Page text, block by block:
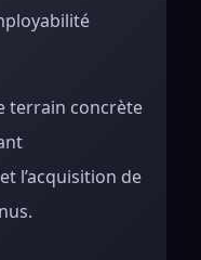
terrain concrète
l’acquisition de